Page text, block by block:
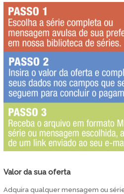
Valor da sua oferta
Adquira qualquer mensagem ou